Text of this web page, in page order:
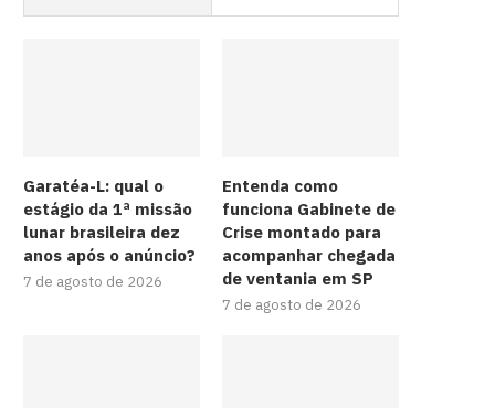
Garatéa-L: qual o
estágio da 1ª missão
lunar brasileira dez
anos após o anúncio?
7 de agosto de 2026
Entenda como
funciona Gabinete de
Crise montado para
acompanhar chegada
de ventania em SP
7 de agosto de 2026